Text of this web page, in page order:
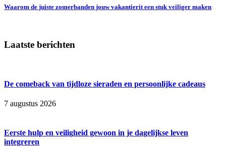
Waarom de juiste zomerbanden jouw vakantierit een stuk veiliger maken
Laatste berichten
De comeback van tijdloze sieraden en persoonlijke cadeaus
7 augustus 2026
Eerste hulp en veiligheid gewoon in je dagelijkse leven
integreren